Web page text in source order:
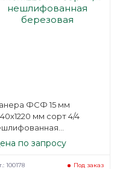
ФСФ 15 мм
мм сорт 4/4
по запросу
Под заказ
100178